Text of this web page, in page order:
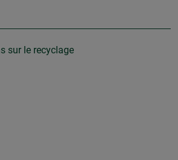
sur le recyclage